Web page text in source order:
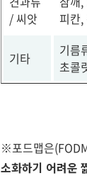
/ 씨앗
피칸
기타
기름
초콜
※포드맵은
소화하기 어려운